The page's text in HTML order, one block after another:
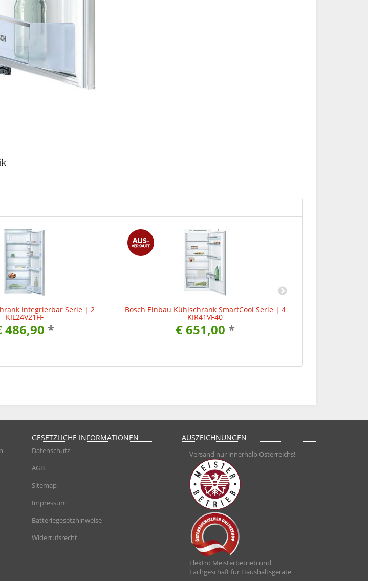
integrierbar Serie | 2
KIL24V21FF
486,90 *
Bosch Einbau Kühlschrank SmartCool Serie | 4
KIR41VF40
€ 651,00 *
GESETZLICHE INFORMATIONEN
Datenschutz
AGB
Sitemap
Impressum
Batteriegesetzhinweise
Widerrufsrecht
AUSZEICHNUNGEN
Versand nur innerhalb Österreichs!
Elektro Meisterbetrieb und
Fachgeschäft für Haushaltsgeräte